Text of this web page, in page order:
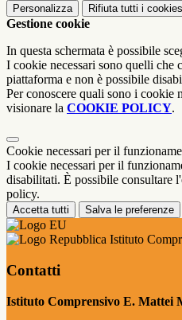
Personalizza Rifiuta tutti i cookies
Gestione cookie
In questa schermata è possibile
I cookie necessari sono quelli che
piattaforma e non è possibile
Per conoscere quali sono i cookie
visionare la COOKIE POLICY.
Cookie necessari per il
I cookie necessari per il
disabilitati. È possibile consultare
policy.
Accetta tutti Salva le preferenze
Istituto
Contatti
Istituto Comprensivo E. Mattei